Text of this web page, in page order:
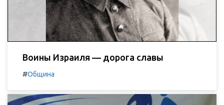
Воины Израиля — дорога славы
#Община